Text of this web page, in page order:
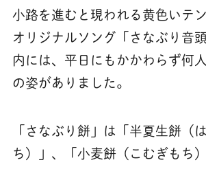
小路を進むと現われる黄色いテン
オリジナルソング「さなぶり音
内には、平日にもかかわらず何
の姿がありました。
「さなぶり餅」は「半夏生餅（
ち）」、「小麦餅（こむぎもち